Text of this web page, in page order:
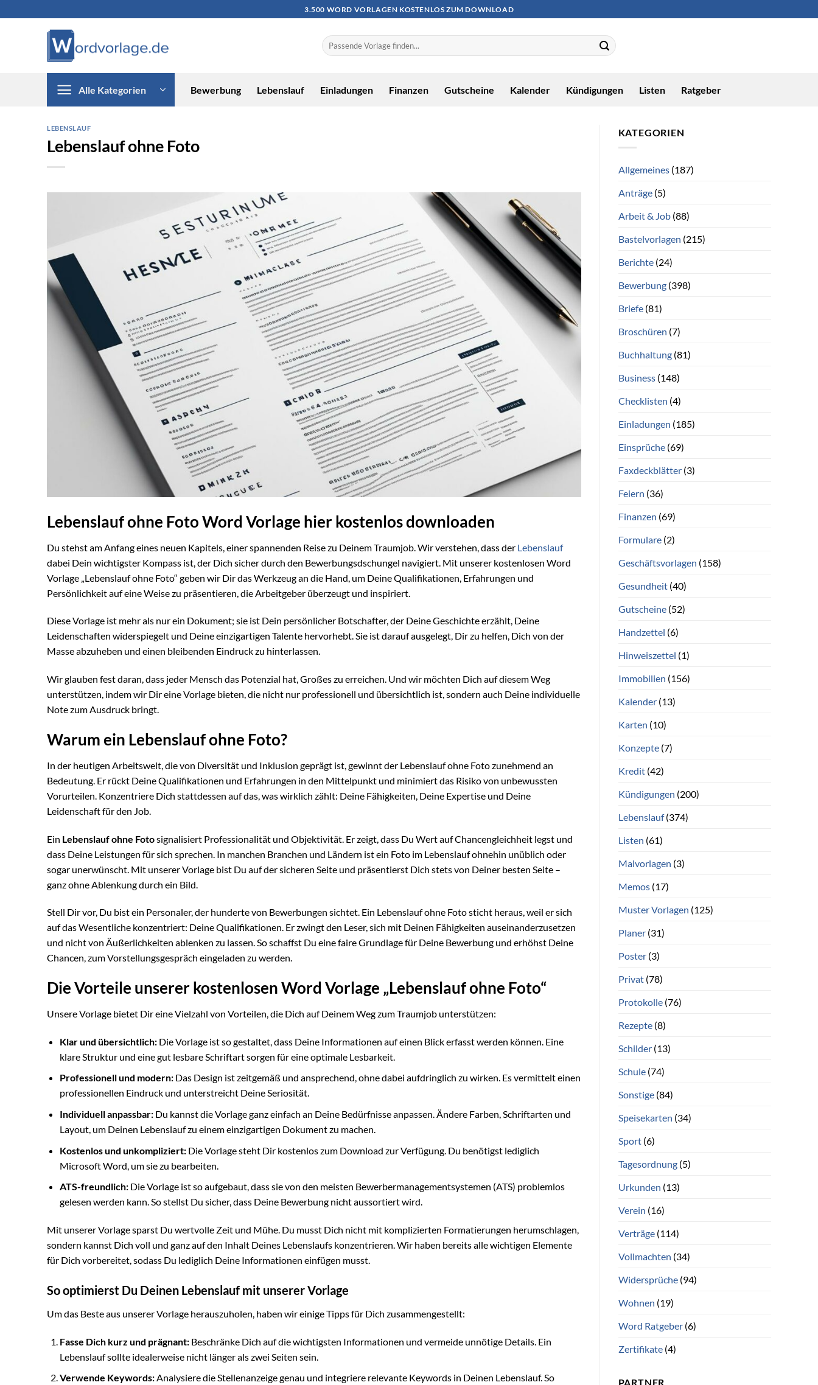
3.500 WORD VORLAGEN KOSTENLOS ZUM DOWNLOAD
Alle Kategorien Bewerbung Lebenslauf Einladungen Finanzen Gutscheine Kalender Kündigungen Listen Ratgeber
LEBENSLAUF
Lebenslauf ohne Foto
Lebenslauf ohne Foto Word Vorlage hier kostenlos downloaden
Du stehst am Anfang eines neuen Kapitels, einer spannenden Reise zu Deinem Traumjob. Wir verstehen, dass der Lebenslauf
dabei Dein wichtigster Kompass ist, der Dich sicher durch den Bewerbungsdschungel navigiert. Mit unserer kostenlosen Word
Vorlage „Lebenslauf ohne Foto“ geben wir Dir das Werkzeug an die Hand, um Deine Qualifikationen, Erfahrungen und
Persönlichkeit auf eine Weise zu präsentieren, die Arbeitgeber überzeugt und inspiriert.
Diese Vorlage ist mehr als nur ein Dokument; sie ist Dein persönlicher Botschafter, der Deine Geschichte erzählt, Deine
Leidenschaften widerspiegelt und Deine einzigartigen Talente hervorhebt. Sie ist darauf ausgelegt, Dir zu helfen, Dich von der
Masse abzuheben und einen bleibenden Eindruck zu hinterlassen.
Wir glauben fest daran, dass jeder Mensch das Potenzial hat, Großes zu erreichen. Und wir möchten Dich auf diesem Weg
unterstützen, indem wir Dir eine Vorlage bieten, die nicht nur professionell und übersichtlich ist, sondern auch Deine individuelle
Note zum Ausdruck bringt.
Warum ein Lebenslauf ohne Foto?
In der heutigen Arbeitswelt, die von Diversität und Inklusion geprägt ist, gewinnt der Lebenslauf ohne Foto zunehmend an
Bedeutung. Er rückt Deine Qualifikationen und Erfahrungen in den Mittelpunkt und minimiert das Risiko von unbewussten
Vorurteilen. Konzentriere Dich stattdessen auf das, was wirklich zählt: Deine Fähigkeiten, Deine Expertise und Deine
Leidenschaft für den Job.
Ein Lebenslauf ohne Fotosignalisiert Professionalität und Objektivität. Er zeigt, dass Du Wert auf Chancengleichheit legst und
dass Deine Leistungen für sich sprechen. In manchen Branchen und Ländern ist ein Foto im Lebenslauf ohnehin unüblich oder
sogar unerwünscht. Mit unserer Vorlage bist Du auf der sicheren Seite und präsentierst Dich stets von Deiner besten Seite –
ganz ohne Ablenkung durch ein Bild.
Stell Dir vor, Du bist ein Personaler, der hunderte von Bewerbungen sichtet. Ein Lebenslauf ohne Foto sticht heraus, weil er sich
auf das Wesentliche konzentriert: Deine Qualifikationen. Er zwingt den Leser, sich mit Deinen Fähigkeiten auseinanderzusetzen
und nicht von Äußerlichkeiten ablenken zu lassen. So schaffst Du eine faire Grundlage für Deine Bewerbung und erhöhst Deine
Chancen, zum Vorstellungsgespräch eingeladen zu werden.
Die Vorteile unserer kostenlosen Word Vorlage „Lebenslauf ohne Foto“
Unsere Vorlage bietet Dir eine Vielzahl von Vorteilen, die Dich auf Deinem Weg zum Traumjob unterstützen:
Klar und übersichtlich:Die Vorlage ist so gestaltet, dass Deine Informationen auf einen Blick erfasst werden können. Eine
klare Struktur und eine gut lesbare Schriftart sorgen für eine optimale Lesbarkeit.
Professionell und modern:Das Design ist zeitgemäß und ansprechend, ohne dabei aufdringlich zu wirken. Es vermittelt einen
professionellen Eindruck und unterstreicht Deine Seriosität.
Individuell anpassbar:Du kannst die Vorlage ganz einfach an Deine Bedürfnisse anpassen. Ändere Farben, Schriftarten und
Layout, um Deinen Lebenslauf zu einem einzigartigen Dokument zu machen.
Kostenlos und unkompliziert:Die Vorlage steht Dir kostenlos zum Download zur Verfügung. Du benötigst lediglich
Microsoft Word, um sie zu bearbeiten.
ATS-freundlich:Die Vorlage ist so aufgebaut, dass sie von den meisten Bewerbermanagementsystemen (ATS) problemlos
gelesen werden kann. So stellst Du sicher, dass Deine Bewerbung nicht aussortiert wird.
Mit unserer Vorlage sparst Du wertvolle Zeit und Mühe. Du musst Dich nicht mit komplizierten Formatierungen herumschlagen,
sondern kannst Dich voll und ganz auf den Inhalt Deines Lebenslaufs konzentrieren. Wir haben bereits alle wichtigen Elemente
für Dich vorbereitet, sodass Du lediglich Deine Informationen einfügen musst.
So optimierst Du Deinen Lebenslauf mit unserer Vorlage
Um das Beste aus unserer Vorlage herauszuholen, haben wir einige Tipps für Dich zusammengestellt:
Fasse Dich kurz und prägnant:Beschränke Dich auf die wichtigsten Informationen und vermeide unnötige Details. Ein
Lebenslauf sollte idealerweise nicht länger als zwei Seiten sein.
Verwende Keywords:Analysiere die Stellenanzeige genau und integriere relevante Keywords in Deinen Lebenslauf. So
KATEGORIEN
Allgemeines(187)
Anträge(5)
Arbeit & Job(88)
Bastelvorlagen (215)
Berichte(24)
Bewerbung(398)
Briefe(81)
Broschüren (7)
Buchhaltung(81)
Business(148)
Checklisten (4)
Einladungen (185)
Einsprüche(69)
Faxdeckblätter(3)
Feiern (36)
Finanzen (69)
Formulare(2)
Geschäftsvorlagen (158)
Gesundheit(40)
Gutscheine(52)
Handzettel (6)
Hinweiszettel (1)
Immobilien (156)
Kalender(13)
Karten (10)
Konzepte(7)
Kredit(42)
Kündigungen (200)
Lebenslauf(374)
Listen (61)
Malvorlagen (3)
Memos(17)
Muster Vorlagen (125)
Planer(31)
Poster(3)
Privat(78)
Protokolle(76)
Rezepte(8)
Schilder(13)
Schule(74)
Sonstige(84)
Speisekarten (34)
Sport(6)
Tagesordnung(5)
Urkunden (13)
Verein (16)
Verträge(114)
Vollmachten (34)
Widersprüche(94)
Wohnen (19)
Word Ratgeber(6)
Zertifikate(4)
PARTNER